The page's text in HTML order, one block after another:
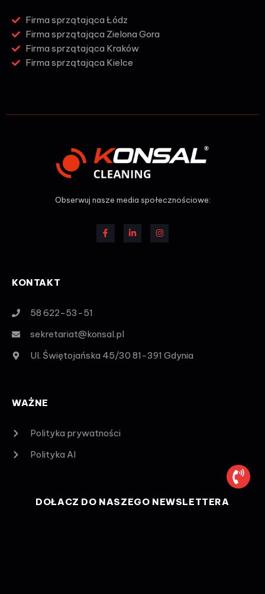
Firma sprzątająca Łódz
Firma sprzątająca Zielona Gora
Firma sprzątająca Kraków
Firma sprzątająca Kielce
Obserwuj nasze media społecznościowe:
KONTAKT
58 622-53-51
sekretariat@konsal.pl
Ul. Świętojańska 45/30 81-391 Gdynia
WAŻNE
Polityka prywatności
Polityka AI
DOŁĄCZ DO NASZEGO NEWSLETTERA